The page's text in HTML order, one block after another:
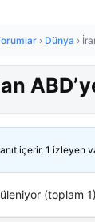
› Dünya ›
içerir, 1 izleyen
(toplam 1)